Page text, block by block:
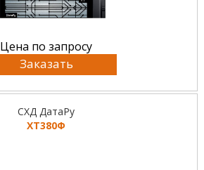
Цена по запросу
Заказать
СХД ДатаРу
ХТ380Ф